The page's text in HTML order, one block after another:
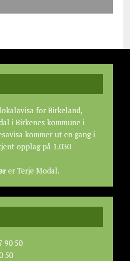
for Birkeland,
i Birkenes kommune i
kommer ut en gang i
opplag på 1.030
er Terje Modal.
90 50
50